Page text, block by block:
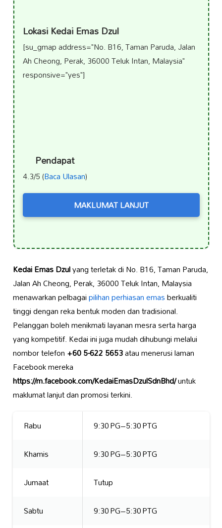
Lokasi Kedai Emas Dzul
[su_gmap address="No. B16, Taman Paruda, Jalan
Ah Cheong, Perak, 36000 Teluk Intan, Malaysia"
responsive="yes"]
Pendapat
4.3/5 (Baca Ulasan)
MAKLUMAT LANJUT
Kedai Emas Dzulyang terletak di No. B16, Taman Paruda,
Jalan Ah Cheong, Perak, 36000 Teluk Intan, Malaysia
menawarkan pelbagaipilihan perhiasan emasberkualiti
tinggi dengan reka bentuk moden dan tradisional.
Pelanggan boleh menikmati layanan mesra serta harga
yang kompetitif. Kedai ini juga mudah dihubungi melalui
nombor telefon+60 5-622 5653atau menerusi laman
Facebook mereka
https://m.facebook.com/KedaiEmasDzulSdnBhd/untuk
maklumat lanjut dan promosi terkini.
Rabu
9:30 PG–5:30 PTG
Khamis
9:30 PG–5:30 PTG
Jumaat
Tutup
Sabtu
9:30 PG–5:30 PTG